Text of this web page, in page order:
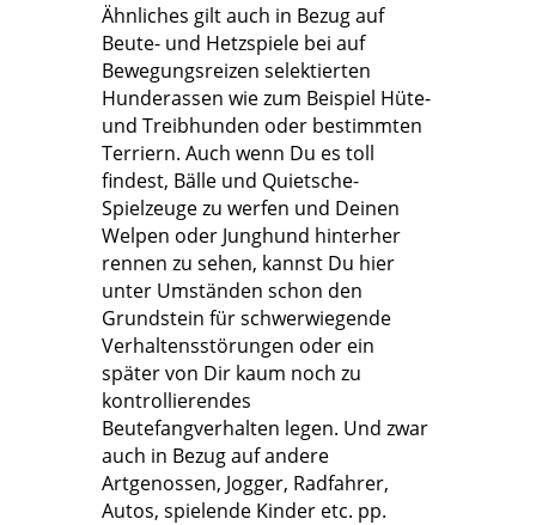
Ähnliches gilt auch in Bezug auf
Beute- und Hetzspiele bei auf
Bewegungsreizen selektierten
Hunderassen wie zum Beispiel Hüte-
und Treibhunden oder bestimmten
Terriern. Auch wenn Du es toll
findest, Bälle und Quietsche-
Spielzeuge zu werfen und Deinen
Welpen oder Junghund hinterher
rennen zu sehen, kannst Du hier
unter Umständen schon den
Grundstein für schwerwiegende
Verhaltensstörungen oder ein
später von Dir kaum noch zu
kontrollierendes
Beutefangverhalten legen. Und zwar
auch in Bezug auf andere
Artgenossen, Jogger, Radfahrer,
Autos, spielende Kinder etc. pp.